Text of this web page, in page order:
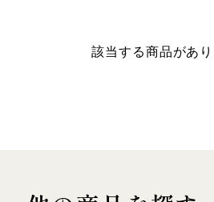
該当する商品があり